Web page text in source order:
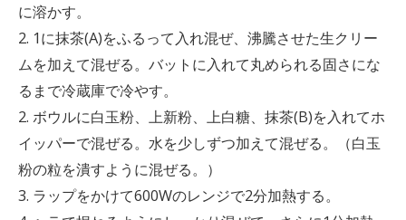
に溶かす。
2. 1に抹茶(A)をふるって入れ混ぜ、沸騰させた生クリー
ムを加えて混ぜる。バットに入れて丸められる固さにな
るまで冷蔵庫で冷やす。
2. ボウルに白玉粉、上新粉、上白糖、抹茶(B)を入れてホ
イッパーで混ぜる。水を少しずつ加えて混ぜる。（白玉
粉の粒を潰すように混ぜる。）
3. ラップをかけて600Wのレンジで2分加熱する。